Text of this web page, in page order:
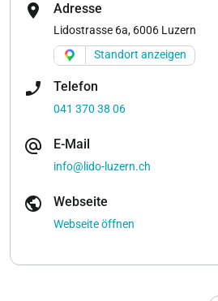
location_on Adresse
Lidostrasse 6a, 6006 Luzern
Standort anzeigen
phone_enabled Telefon
041 370 38 06
alternate_email E-Mail
info@lido-luzern.ch
public Webseite
Webseite öffnen